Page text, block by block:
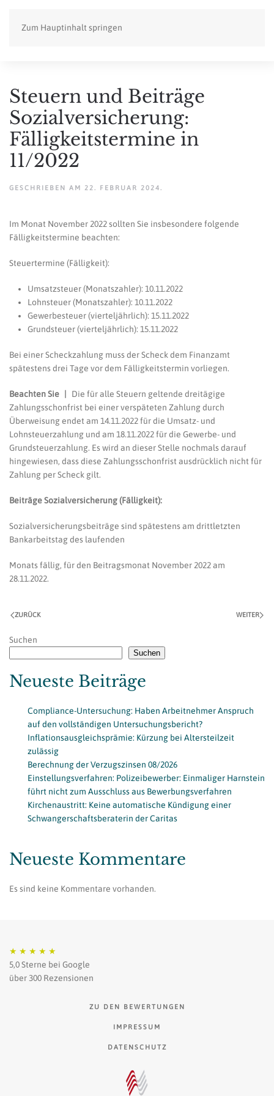
Zum Hauptinhalt springen
Steuern und Beiträge
Sozialversicherung:
Fälligkeitstermine in
11/2022
GESCHRIEBEN AM 22. FEBRUAR 2024 .
Im Monat November 2022 sollten Sie insbesondere folgende
Fälligkeitstermine beachten:
Steuertermine (Fälligkeit):
Umsatzsteuer (Monatszahler): 10.11.2022
Lohnsteuer (Monatszahler): 10.11.2022
Gewerbesteuer (vierteljährlich): 15.11.2022
Grundsteuer (vierteljährlich): 15.11.2022
Bei einer Scheckzahlung muss der Scheck dem Finanzamt
spätestens drei Tage vor dem Fälligkeitstermin vorliegen.
Beachten Sie | Die für alle Steuern geltende dreitägige
Zahlungsschonfrist bei einer verspäteten Zahlung durch
Überweisung endet am 14.11.2022 für die Umsatz- und
Lohnsteuerzahlung und am 18.11.2022 für die Gewerbe- und
Grundsteuerzahlung. Es wird an dieser Stelle nochmals darauf
hingewiesen, dass diese Zahlungsschonfrist ausdrücklich nicht für
Zahlung per Scheck gilt.
Beiträge Sozialversicherung (Fälligkeit):
Sozialversicherungsbeiträge sind spätestens am drittletzten
Bankarbeitstag des laufenden
Monats fällig, für den Beitragsmonat November 2022 am
28.11.2022.
ZURÜCK WEITER
Suchen
Suchen
Neueste Beiträge
Compliance-Untersuchung: Haben Arbeitnehmer Anspruch
auf den vollständigen Untersuchungsbericht?
Inflationsausgleichsprämie: Kürzung bei Altersteilzeit
zulässig
Berechnung der Verzugszinsen 08/2026
Einstellungsverfahren: Polizeibewerber: Einmaliger Harnstein
führt nicht zum Ausschluss aus Bewerbungsverfahren
Kirchenaustritt: Keine automatische Kündigung einer
Schwangerschaftsberaterin der Caritas
Neueste Kommentare
Es sind keine Kommentare vorhanden.
★ ★ ★ ★ ★
5,0 Sterne bei Google
über 300 Rezensionen
ZU DEN BEWERTUNGEN
IMPRESSUM
DATENSCHUTZ